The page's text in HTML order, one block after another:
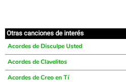
Otras canciones de interés
Acordes de Disculpe Usted
Acordes de Clavelitos
Acordes de Creo en Tí